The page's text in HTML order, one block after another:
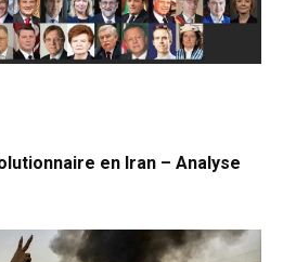
en Iran – Analyse